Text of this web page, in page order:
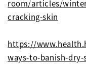
room/articles/
cracking-skin
https://
ways-to-banish-dry-